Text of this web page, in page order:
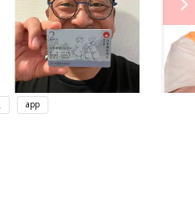
app